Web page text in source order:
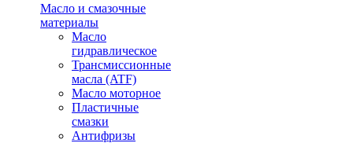
Масло и смазочные
материалы
Масло
гидравлическое
Трансмиссионные
масла (ATF)
Масло моторное
Пластичные
смазки
Антифризы